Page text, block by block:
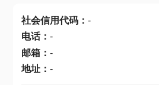
社会信用代码： -
电话： -
邮箱： -
地址： -